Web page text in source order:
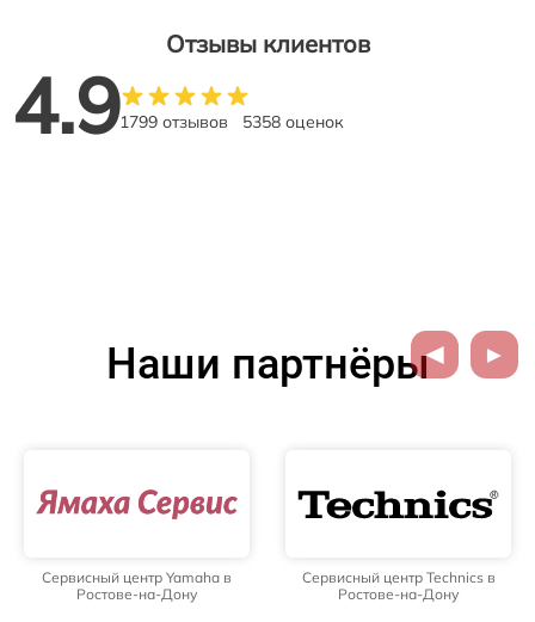
Отзывы клиентов
4.91799 отзывов 5358 оценок
Наши партнёры
Сервисный центр Yamaha в
Ростове-на-Дону
Сервисный центр Technics в
Ростове-на-Дону